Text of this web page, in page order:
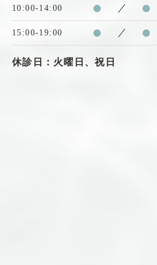
10:00-14:00 ● ／ ●
15:00-19:00 ● ／ ●
休診日：火曜日、祝日